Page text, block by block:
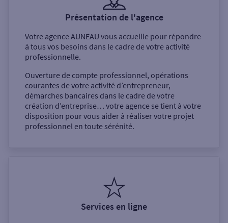
Présentation de l'agence
Votre agenceAUNEAU vous accueille pour répondre
à tous vos besoins dans le cadre de votre activité
professionnelle.
Ouverture de compte professionnel, opérations
courantes de votre activité d’entrepreneur,
démarches bancaires dans le cadre de votre
création d’entreprise… votre agence se tient à votre
disposition pour vous aider à réaliser votre projet
professionnel en toute sérénité.
Services en ligne